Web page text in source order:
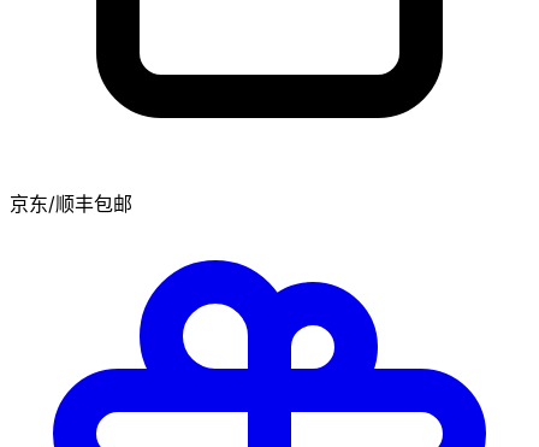
京东/顺丰包邮